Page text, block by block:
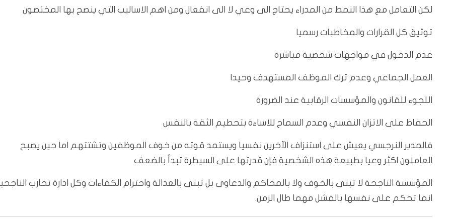
لكن التعامل مع هذا النمط من المدراء يحتاج الى وعي لا الى انفعال ومن اهم الاساليب التي ينصح بها المختصون
توثيق كل القرارات والمخاطبات رسميا
عدم الدخول في مواجهات شخصية مباشرة
العمل الجماعي وعدم ترك الموظف المستهدف وحيدا
اللجوء للقانون والمؤسسات الرقابية عند الضرورة
الحفاظ على الاتزان النفسي وعدم السماح للاساءة بتحطيم الثقة بالنفس
فالمدير النرجسي يعيش على استنزاف الآخرين نفسيا ويستمد قوته من خوف الموظفين وتشتتهم اما حين يصبح
العاملون اكثر وعيا بطبيعة هذه الشخصية فإن قدرتها على السيطرة تبدأ بالضعف
المؤسسة الناجحة لا تبنى بالخوف ولا بالمحاكم والدعاوى بل تبنى بالعدالة واحترام الكفاءات وكل ادارة تحارب
انما تحكم على نفسها بالفشل مهما طال الزمن.